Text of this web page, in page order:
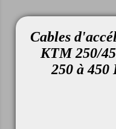
Cables
KTM 250/
250 à 450